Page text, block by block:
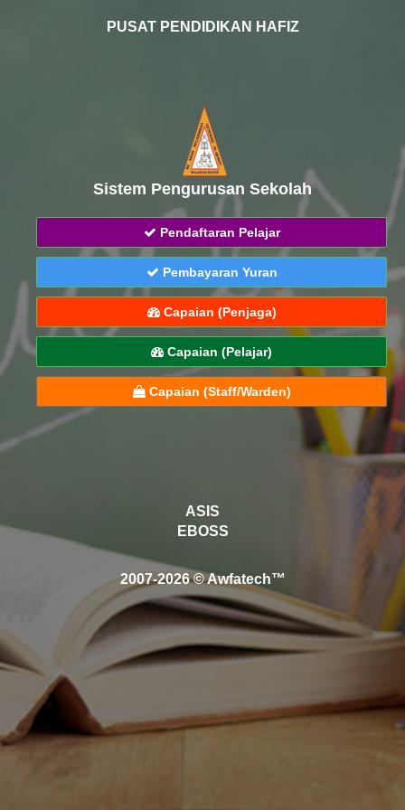
PUSAT PENDIDIKAN HAFIZ
Sistem Pengurusan Sekolah
Pendaftaran Pelajar
Pembayaran Yuran
Capaian (Penjaga)
Capaian (Pelajar)
Capaian (Staff/Warden)
ASIS
EBOSS
2007-2026 © Awfatech™